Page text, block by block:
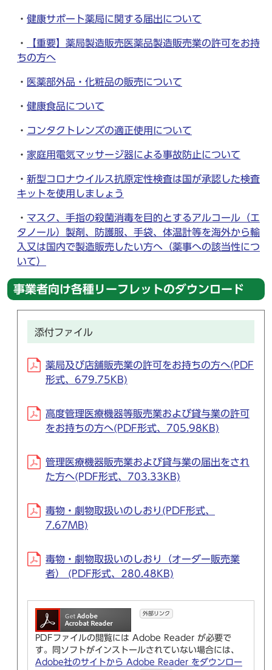
・ 健康サポート薬局に関する届出について
・
【重要】薬局製造販売医薬品製造販売業の許可をお持
ちの方へ
・ 医薬部外品・化粧品の販売について
・ 健康食品について
・ コンタクトレンズの適正使用について
・ 家庭用電気マッサージ器による事故防止について
・ 新型コロナウイルス抗原定性検査は国が承認した検査
キットを使用しましょう
・ マスク、手指の殺菌消毒を目的とするアルコール（エ
タノール）製剤、防護服、手袋、体温計等を海外から輸
入又は国内で製造販売したい方へ（薬事への該当性につ
いて）
事業者向け各種リーフレットのダウンロード
添付ファイル
薬局及び店舗販売業の許可をお持ちの方へ(PDF
形式、679.75KB)
高度管理医療機器等販売業および貸与業の許可
をお持ちの方へ(PDF形式、705.98KB)
管理医療機器販売業および貸与業の届出をされ
た方へ(PDF形式、703.33KB)
毒物・劇物取扱いのしおり(PDF形式、
7.67MB)
毒物・劇物取扱いのしおり（オーダー販売業
者） (PDF形式、280.48KB)
外部リンク
PDFファイルの閲覧には Adobe Reader が必要で
す。同ソフトがインストールされていない場合には、
Adobe社のサイトから Adobe Reader をダウンロー